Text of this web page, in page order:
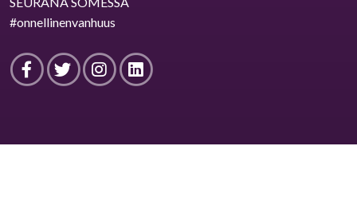
#onnellinenvanhuus
FacebookTwitterInstagramLinkedin